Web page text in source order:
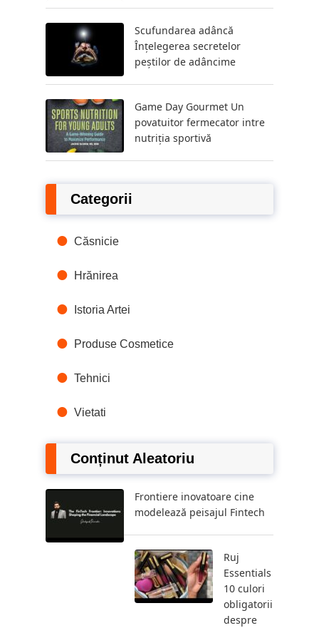
Scufundarea adâncă
Înțelegerea secretelor
peștilor de adâncime
Game Day Gourmet Un
povatuitor fermecator intre
nutriția sportivă
Categorii
Căsnicie
Hrănirea
Istoria Artei
Produse Cosmetice
Tehnici
Vietati
Conținut Aleatoriu
Frontiere inovatoare cine
modelează peisajul Fintech
Ruj
Essentials
10 culori
obligatorii
despre